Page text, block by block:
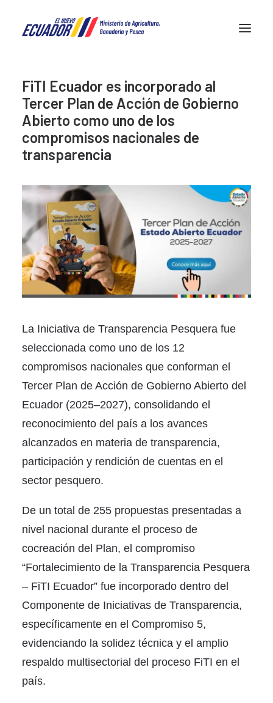
FiTI en Ecuador
Transparencia pesquera
Contactos
FiTI Ecuador es incorporado al
Tercer Plan de Acción de Gobierno
Abierto como uno de los
compromisos nacionales de
transparencia
La Iniciativa de Transparencia Pesquera fue
seleccionada como uno de los 12
compromisos nacionales que conforman el
Tercer Plan de Acción de Gobierno Abierto del
Ecuador (2025–2027), consolidando el
reconocimiento del país a los avances
alcanzados en materia de transparencia,
participación y rendición de cuentas en el
sector pesquero.
De un total de 255 propuestas presentadas a
nivel nacional durante el proceso de
cocreación del Plan, el compromiso
“Fortalecimiento de la Transparencia Pesquera
– FiTI Ecuador” fue incorporado dentro del
Componente de Iniciativas de Transparencia,
específicamente en el Compromiso 5,
evidenciando la solidez técnica y el amplio
respaldo multisectorial del proceso FiTI en el
país.